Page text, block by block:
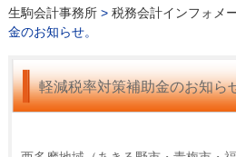
生駒会計事務所> 税務会計インフォメ
金のお知らせ。
軽減税率対策補助金のお知ら